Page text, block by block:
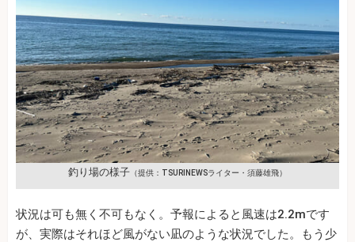
釣り場の様子 （提供：TSURINEWSライター・須藤雄飛）
状況は可も無く不可もなく。予報によると風速は2.2mです
が、実際はそれほど風がない凪のような状況でした。もう少